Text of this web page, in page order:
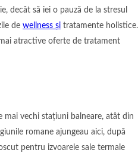
decât să iei o pauză de la stresul
de wellness și tratamente holistice.
atractive oferte de tratament
mai vechi stațiuni balneare, atât din
romane ajungeau aici, după
pentru izvoarele sale termale